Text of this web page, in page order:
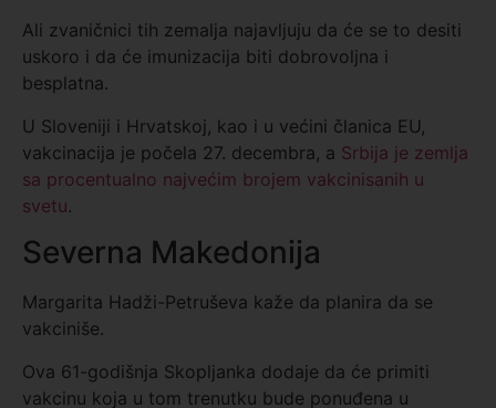
Ali zvaničnici tih zemalja najavljuju da će se to desiti
uskoro i da će imunizacija biti dobrovoljna i
besplatna.
U Sloveniji i Hrvatskoj, kao i u većini članica EU,
vakcinacija je počela 27. decembra, a Srbija je zemlja
sa procentualno najvećim brojem vakcinisanih u
svetu.
Severna Makedonija
Margarita Hadži-Petruševa kaže da planira da se
vakciniše.
Ova 61-godišnja Skopljanka dodaje da će primiti
vakcinu koja u tom trenutku bude ponuđena u